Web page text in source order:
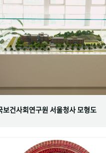
보건사회연구원 서울청사 모형도